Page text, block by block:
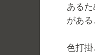
ある
がある
色打